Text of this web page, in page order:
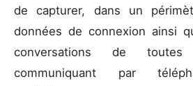
de capturer, dans un
données de connexion ainsi
conversations de
communiquant par